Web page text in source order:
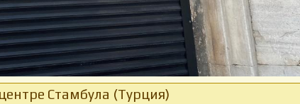
Стамбула (Турция)